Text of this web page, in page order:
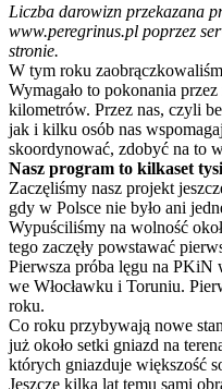
Liczba darowizn przekazana
www.peregrinus.pl poprzez
stronie.
W tym roku
Wymagało to pokonania
kilometrów. Przez nas, czyli
jak i kilku osób nas
skoordynować, zdobyć na to
Nasz program to kilkaset
Zaczęliśmy nasz projekt
gdy w Polsce nie było ani
Wypuściliśmy na wolność
tego zaczęły powstawać
Pierwsza próba lęgu na PKiN
we Włocławku i Toruniu.
roku.
Co roku przybywają nowe
już około setki gniazd na
których gniazduje większość
Jeszcze kilka lat temu sami